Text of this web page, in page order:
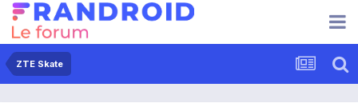
ZTE Skate